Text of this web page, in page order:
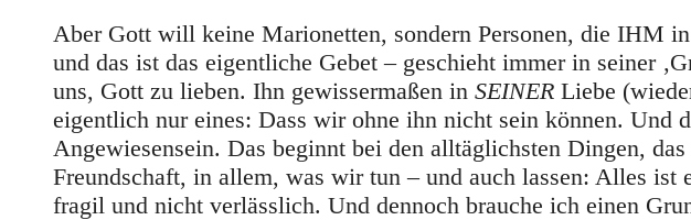
Aber Gott will keine Marionetten, sondern Personen, die IHM
und das ist das eigentliche Gebet – geschieht immer in seiner
uns, Gott zu lieben. Ihn gewissermaßen in SEINER Liebe
eigentlich nur eines: Dass wir ohne ihn nicht sein können. Und
Angewiesensein. Das beginnt bei den alltäglichsten Dingen,
Freundschaft, in allem, was wir tun – und auch lassen: Alles
fragil und nicht verlässlich. Und dennoch brauche ich einen